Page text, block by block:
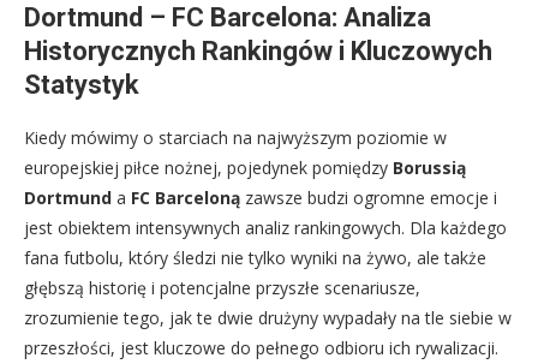
Dortmund – FC Barcelona: Analiza
Historycznych Rankingów i Kluczowych
Statystyk
Kiedy mówimy o starciach na najwyższym poziomie w
europejskiej piłce nożnej, pojedynek pomiędzy Borussią
Dortmund a FC Barceloną zawsze budzi ogromne emocje i
jest obiektem intensywnych analiz rankingowych. Dla każdego
fana futbolu, który śledzi nie tylko wyniki na żywo, ale także
głębszą historię i potencjalne przyszłe scenariusze,
zrozumienie tego, jak te dwie drużyny wypadały na tle siebie w
przeszłości, jest kluczowe do pełnego odbioru ich rywalizacji.